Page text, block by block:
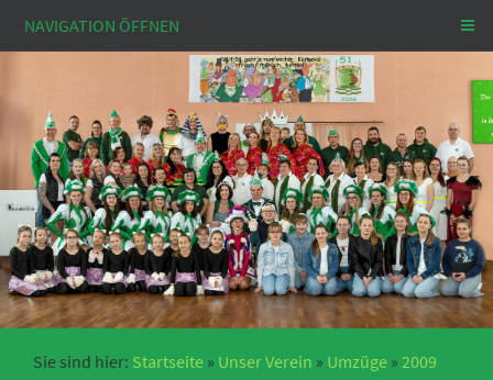
NAVIGATION ÖFFNEN
Sie sind hier: Startseite » Unser Verein » Umzüge » 2009